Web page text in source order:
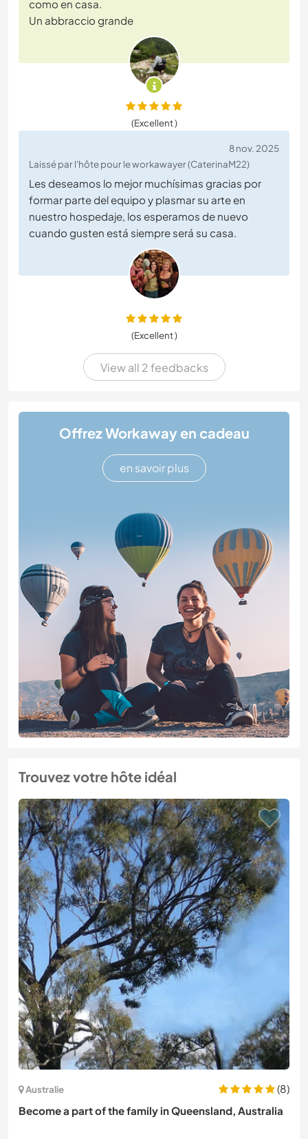
como en casa.
Un abbraccio grande
(Excellent )
8 nov. 2025
Laissé par l'hôte pour le workawayer (CaterinaM22)
Les deseamos lo mejor muchísimas gracias por
formar parte del equipo y plasmar su arte en
nuestro hospedaje, los esperamos de nuevo
cuando gusten está siempre será su casa.
(Excellent )
View all 2 feedbacks
Offrez Workaway en cadeau
en savoir plus
Trouvez votre hôte idéal
Australie
(8)
Become a part of the family in Queensland, Australia